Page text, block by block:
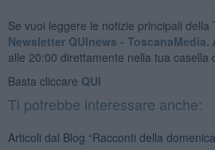
Se vuoi leggere le notizie principali della
Newsletter QUInews - ToscanaMedia.
alle 20:00 direttamente nella tua casella
Basta cliccare QUI
Ti potrebbe interessare anche:
Articoli dal Blog “Racconti della